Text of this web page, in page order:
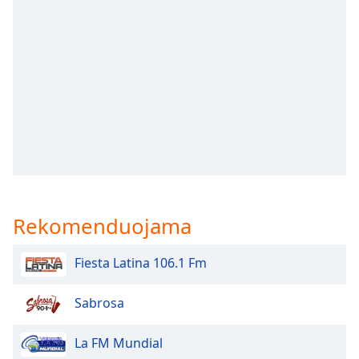
Fullscreen
This
window.
Beginning
Rekomenduojama
Fiesta Latina 106.1 Fm
Sabrosa
La FM Mundial